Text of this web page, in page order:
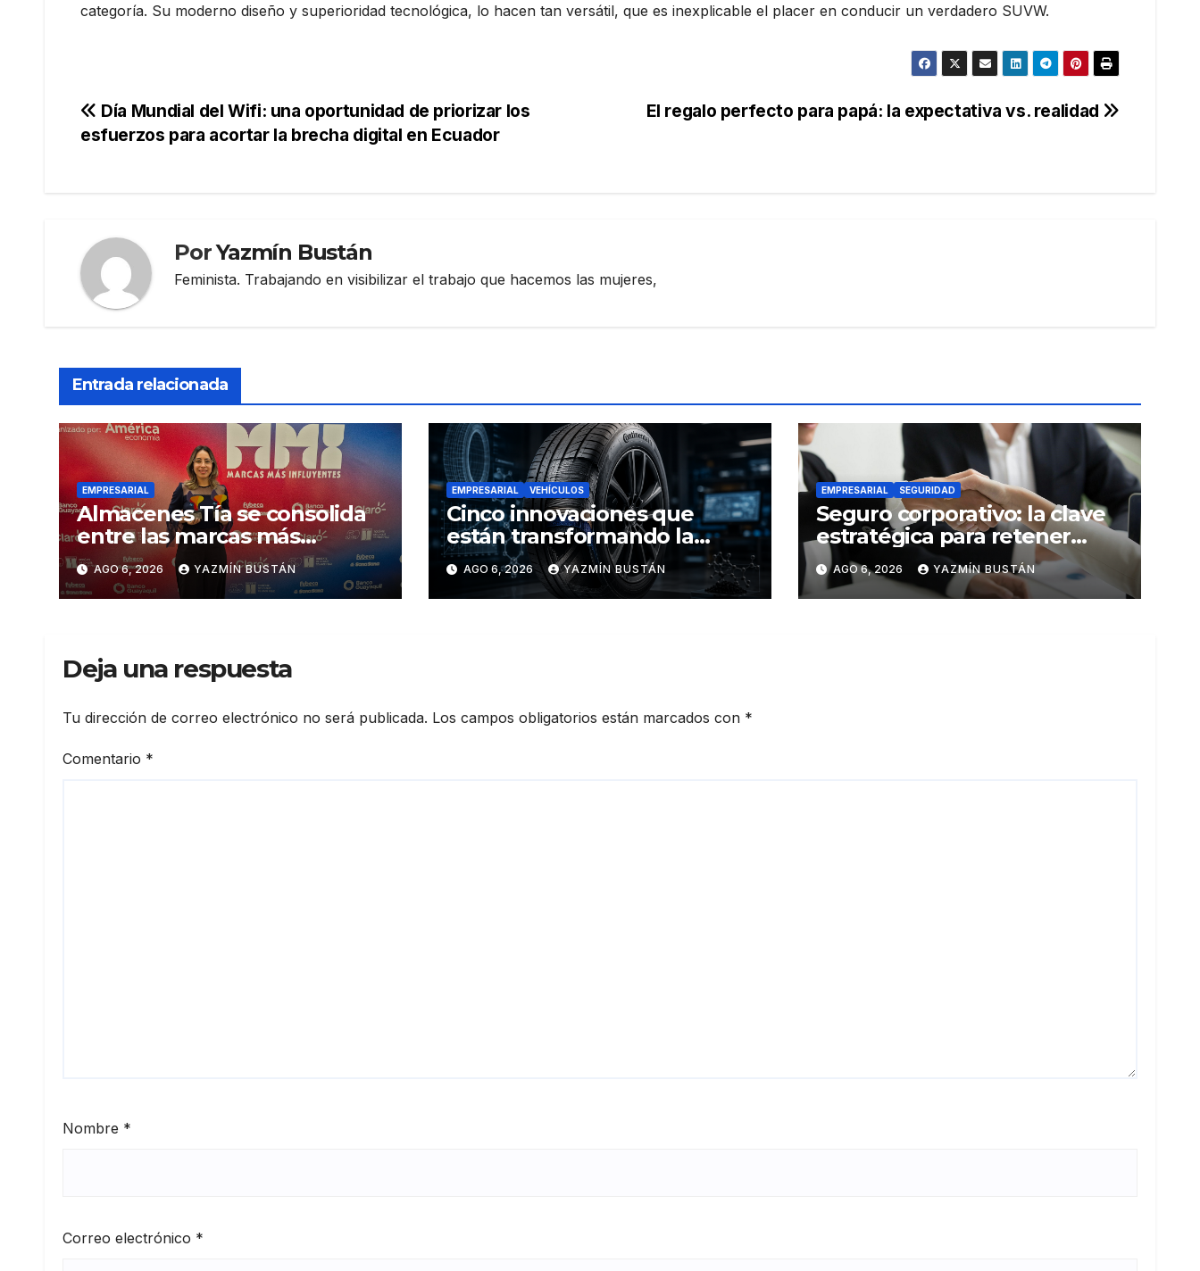
categoría. Su moderno diseño y superioridad tecnológica, lo hacen tan versátil, que es inexplicable el placer en conducir un verdadero SUVW.
Navegación
El regalo perfecto para papá: la expectativa vs. realidad
Día Mundial del Wifi: una oportunidad de priorizar los
esfuerzos para acortar la brecha digital en Ecuador
PorYazmín Bustán
Feminista. Trabajando en visibilizar el trabajo que hacemos las mujeres,
Entrada relacionada
EMPRESARIAL
Almacenes Tía se consolida
entre las marcas más
influyentes del Ecuador
AGO 6, 2026 YAZMÍN BUSTÁN
EMPRESARIAL VEHÍCULOS
Cinco innovaciones que
están transformando la
industria de los neumáticos y
redefinen el futuro de la
movilidad
AGO 6, 2026 YAZMÍN BUSTÁN
EMPRESARIAL SEGURIDAD
Seguro corporativo: la clave
estratégica para retener
talento en Ecuador
AGO 6, 2026 YAZMÍN BUSTÁN
Deja una respuesta
Tu dirección de correo electrónico no será publicada. Los campos obligatorios están marcados con *
Comentario *
Nombre *
Correo electrónico *